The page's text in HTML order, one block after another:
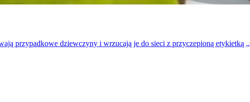
przypadkowe dziewczyny i wrzucają je do sieci z przyczepioną etykietką